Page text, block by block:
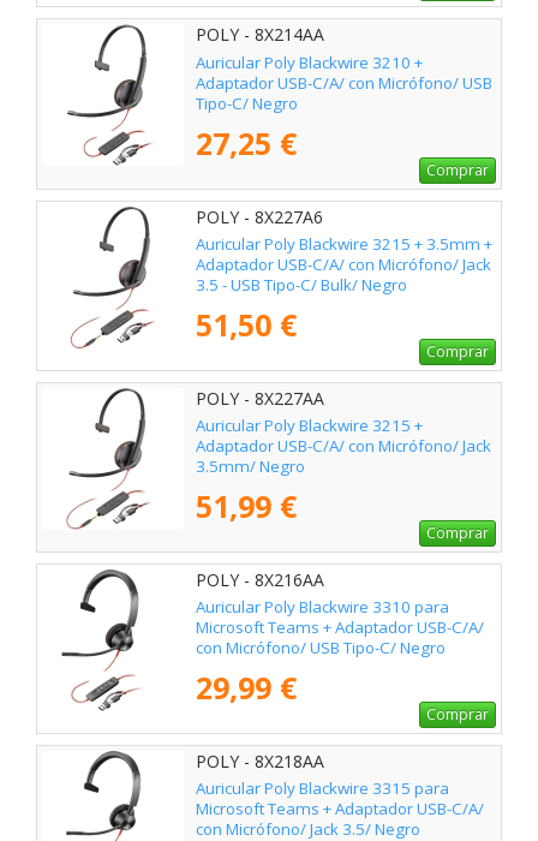
POLY - 8X214AA
Auricular Poly Blackwire 3210 +
Adaptador USB-C/A/ con Micrófono/ USB
Tipo-C/ Negro
27,25 €
Comprar
POLY - 8X227A6
Auricular Poly Blackwire 3215 + 3.5mm +
Adaptador USB-C/A/ con Micrófono/ Jack
3.5 - USB Tipo-C/ Bulk/ Negro
51,50 €
Comprar
POLY - 8X227AA
Auricular Poly Blackwire 3215 +
Adaptador USB-C/A/ con Micrófono/ Jack
3.5mm/ Negro
51,99 €
Comprar
POLY - 8X216AA
Auricular Poly Blackwire 3310 para
Microsoft Teams + Adaptador USB-C/A/
con Micrófono/ USB Tipo-C/ Negro
29,99 €
Comprar
POLY - 8X218AA
Auricular Poly Blackwire 3315 para
Microsoft Teams + Adaptador USB-C/A/
con Micrófono/ Jack 3.5/ Negro